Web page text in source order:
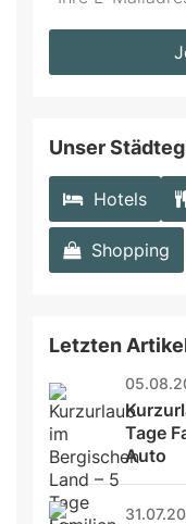
Unser
Hotels
Shopping
Letzten
Tage
Auto